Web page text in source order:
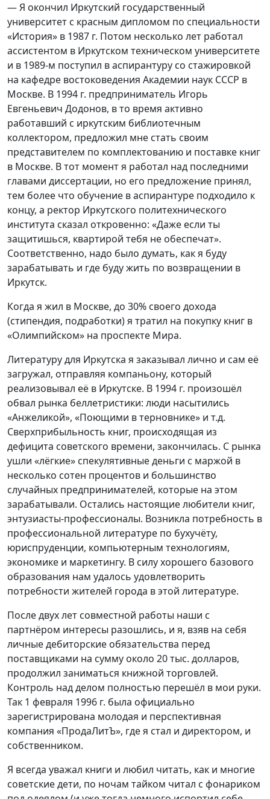
— Я окончил Иркутский государственный
университет с красным дипломом по специальности
«История» в 1987 г. Потом несколько лет работал
ассистентом в Иркутском техническом университете
и в 1989-м поступил в аспирантуру со стажировкой
на кафедре востоковедения Академии наук СССР в
Москве. В 1994 г. предприниматель Игорь
Евгеньевич Додонов, в то время активно
работавший с иркутским библиотечным
коллектором, предложил мне стать своим
представителем по комплектованию и поставке книг
в Москве. В тот момент я работал над последними
главами диссертации, но его предложение принял,
тем более что обучение в аспирантуре подходило к
концу, а ректор Иркутского политехнического
института сказал откровенно: «Даже если ты
защитишься, квартирой тебя не обеспечат».
Соответственно, надо было думать, как я буду
зарабатывать и где буду жить по возвращении в
Иркутск.
Когда я жил в Москве, до 30% своего дохода
(стипендия, подработки) я тратил на покупку книг в
«Олимпийском» на проспекте Мира.
Литературу для Иркутска я заказывал лично и сам её
загружал, отправляя компаньону, который
реализовывал её в Иркутске. В 1994 г. произошёл
обвал рынка беллетристики: люди насытились
«Анжеликой», «Поющими в терновнике» и т.д.
Сверхприбыльность книг, происходящая из
дефицита советского времени, закончилась. С рынка
ушли «лёгкие» спекулятивные деньги с маржой в
несколько сотен процентов и большинство
случайных предпринимателей, которые на этом
зарабатывали. Остались настоящие любители книг,
энтузиасты-профессионалы. Возникла потребность в
профессиональной литературе по бухучёту,
юриспруденции, компьютерным технологиям,
экономике и маркетингу. В силу хорошего базового
образования нам удалось удовлетворить
потребности жителей города в этой литературе.
После двух лет совместной работы наши с
партнёром интересы разошлись, и я, взяв на себя
личные дебиторские обязательства перед
поставщиками на сумму около 20 тыс. долларов,
продолжил заниматься книжной торговлей.
Контроль над делом полностью перешёл в мои руки.
Так 1 февраля 1996 г. была официально
зарегистрирована молодая и перспективная
компания «ПродаЛитЪ», где я стал и директором, и
собственником.
Я всегда уважал книги и любил читать, как и многие
советские дети, по ночам тайком читал с фонариком